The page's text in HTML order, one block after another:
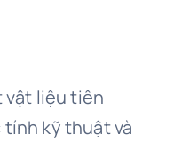
vật liệu tiên
kỹ thuật và